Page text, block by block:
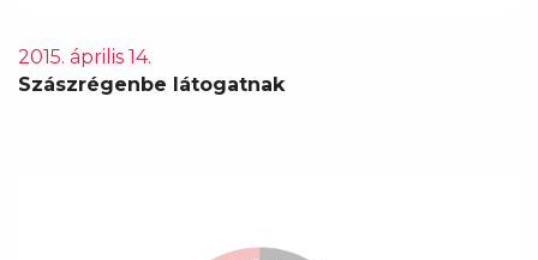
2015. április 14.
Szászrégenbe látogatnak